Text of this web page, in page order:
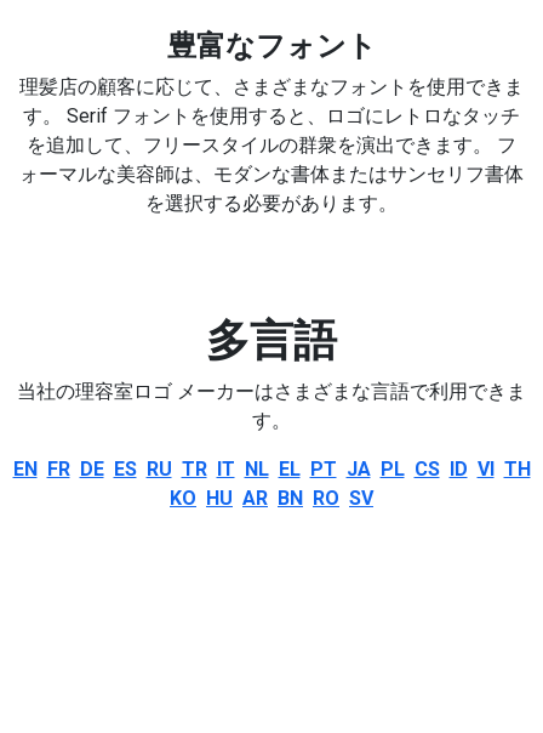
豊富なフォント
理髪店の顧客に応じて、さまざまなフォントを使用できま
す。 Serif フォントを使用すると、ロゴにレトロなタッチ
を追加して、フリースタイルの群衆を演出できます。 フ
ォーマルな美容師は、モダンな書体またはサンセリフ書体
を選択する必要があります。
多言語
当社の理容室ロゴ メーカーはさまざまな言語で利用できま
す。
EN FR DE ES RU TR IT NL EL PT JA PL CS ID VI TH
KO HU AR BN RO SV